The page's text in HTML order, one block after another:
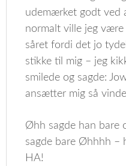
udemærket godt ved
normalt ville jeg
såret fordi det jo
stikke til mig – jeg
smilede og sagde:
ansætter mig så
Øhh sagde han bare
sagde bare Øhhhh –
HA!